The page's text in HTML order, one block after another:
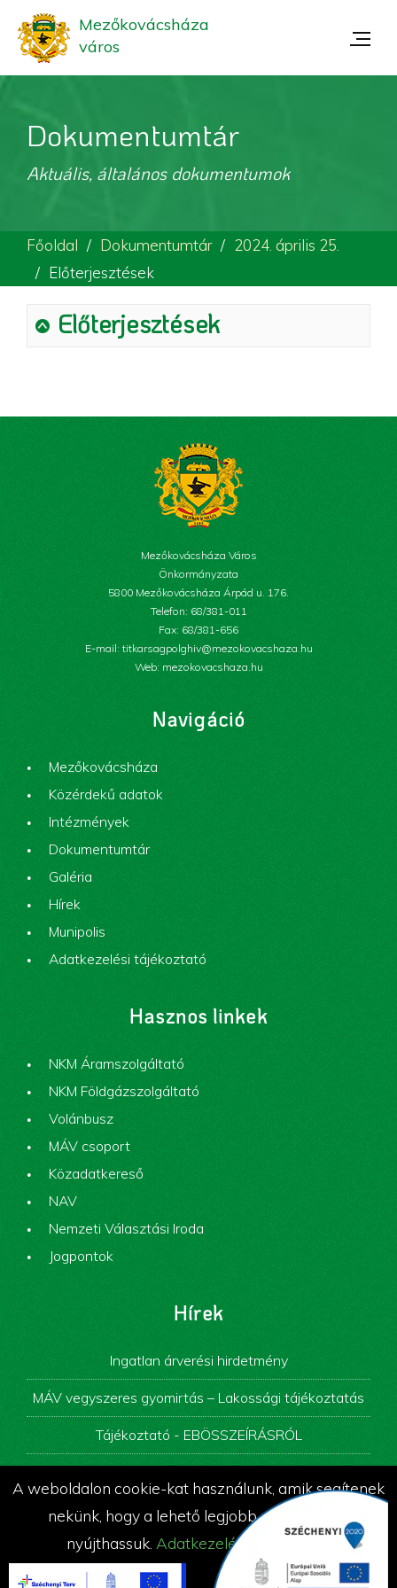
Mezőkovácsháza
város
Dokumentumtár
Aktuális, általános dokumentumok
Főoldal Dokumentumtár
2024. április 25.
Előterjesztések
Előterjesztések
Mezőkovácsháza Város
Önkormányzata
5800 Mezőkovácsháza Árpád u. 176.
Telefon: 68/381-011
Fax: 68/381-656
E-mail: titkarsagpolghiv@mezokovacshaza.hu
Web: mezokovacshaza.hu
Navigáció
Mezőkovácsháza
Közérdekű adatok
Intézmények
Dokumentumtár
Galéria
Hírek
Munipolis
Adatkezelési tájékoztató
Hasznos linkek
NKM Áramszolgáltató
NKM Földgázszolgáltató
Volánbusz
MÁV csoport
Közadatkereső
NAV
Nemzeti Választási Iroda
Jogpontok
Hírek
Ingatlan árverési hirdetmény
MÁV vegyszeres gyomirtás – Lakossági tájékoztatás
Tájékoztató - EBÖSSZEÍRÁSRÓL
Álláspályázati felhívás
© Az oldalt készítette és üzemelteti a
A weboldalon cookie-kat használunk, amik segítenek
nekünk, hogy a lehető legjobb szolgáltatást
nyújthassuk. Adatkezelési tájékoztató